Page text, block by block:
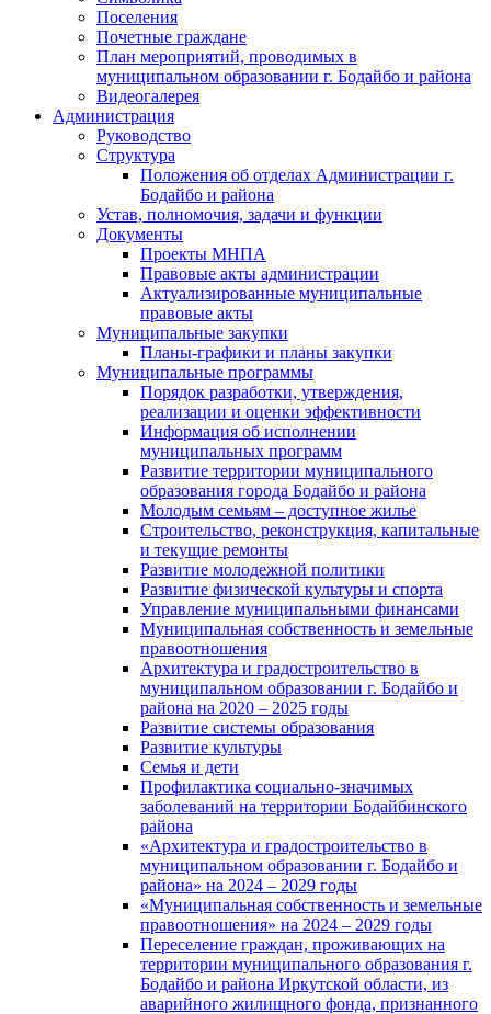
Поселения
Почетные граждане
План мероприятий, проводимых в
муниципальном образовании г. Бодайбо и района
Видеогалерея
Администрация
Руководство
Структура
Положения об отделах Администрации г.
Бодайбо и района
Устав, полномочия, задачи и функции
Документы
Проекты МНПА
Правовые акты администрации
Актуализированные муниципальные
правовые акты
Муниципальные закупки
Планы-графики и планы закупки
Муниципальные программы
Порядок разработки, утверждения,
реализации и оценки эффективности
Информация об исполнении
муниципальных программ
Развитие территории муниципального
образования города Бодайбо и района
Молодым семьям – доступное жилье
Строительство, реконструкция, капитальные
и текущие ремонты
Развитие молодежной политики
Развитие физической культуры и спорта
Управление муниципальными финансами
Муниципальная собственность и земельные
правоотношения
Архитектура и градостроительство в
муниципальном образовании г. Бодайбо и
района на 2020 – 2025 годы
Развитие системы образования
Развитие культуры
Семья и дети
Профилактика социально-значимых
заболеваний на территории Бодайбинского
района
«Архитектура и градостроительство в
муниципальном образовании г. Бодайбо и
района» на 2024 – 2029 годы
«Муниципальная собственность и земельные
правоотношения» на 2024 – 2029 годы
Переселение граждан, проживающих на
территории муниципального образования г.
Бодайбо и района Иркутской области, из
аварийного жилищного фонда, признанного